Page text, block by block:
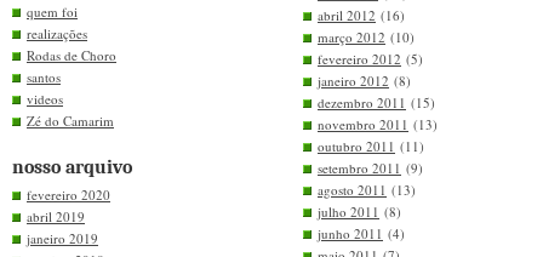
quem foi
realizações
Rodas de Choro
santos
videos
Zé do Camarim
nosso arquivo
fevereiro 2020
abril 2019
janeiro 2019
abril 2012 (16)
março 2012 (10)
fevereiro 2012 (5)
janeiro 2012 (8)
dezembro 2011 (15)
novembro 2011 (13)
outubro 2011 (11)
setembro 2011 (9)
agosto 2011 (13)
julho 2011 (8)
junho 2011 (4)